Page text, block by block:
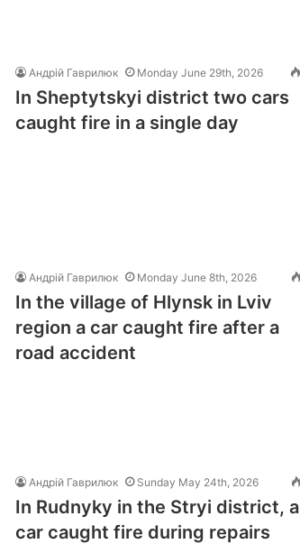
Андрій Гаврилюк Monday June 29th, 2026
In Sheptytskyi district two cars
caught fire in a single day
Андрій Гаврилюк Monday June 8th, 2026
In the village of Hlynsk in Lviv
region a car caught fire after a
road accident
Андрій Гаврилюк Sunday May 24th, 2026
In Rudnyky in the Stryi district, a
car caught fire during repairs